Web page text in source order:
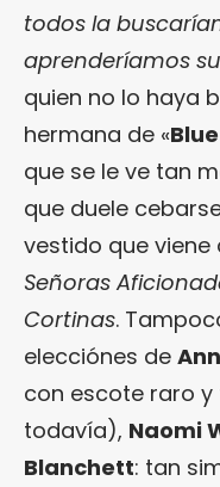
todos la
aprenderíamos
quien no lo haya
hermana de «
que se le ve tan
que duele
vestido que viene
Señoras
Cortinas.
elecciónes de
con escote raro
todavía), Naomi
Blanchett: tan